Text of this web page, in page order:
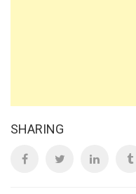
SHARING